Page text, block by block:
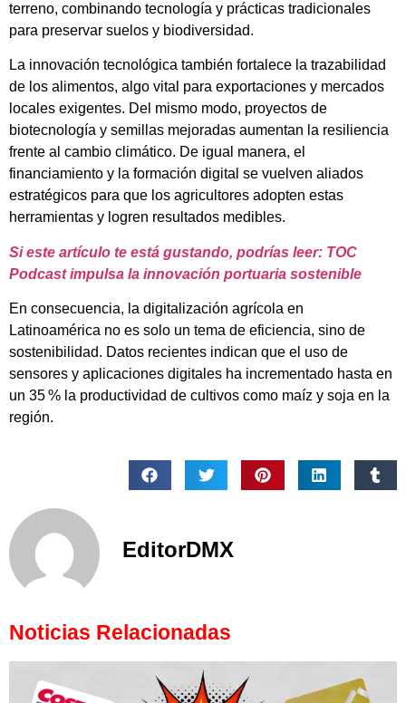
terreno, combinando tecnología y prácticas tradicionales
para preservar suelos y biodiversidad.
La innovación tecnológica también fortalece la trazabilidad
de los alimentos, algo vital para exportaciones y mercados
locales exigentes. Del mismo modo, proyectos de
biotecnología y semillas mejoradas aumentan la resiliencia
frente al cambio climático. De igual manera, el
financiamiento y la formación digital se vuelven aliados
estratégicos para que los agricultores adopten estas
herramientas y logren resultados medibles.
Si este artículo te está gustando, podrías leer: TOC
Podcast impulsa la innovación portuaria sostenible
En consecuencia, la digitalización agrícola en
Latinoamérica no es solo un tema de eficiencia, sino de
sostenibilidad. Datos recientes indican que el uso de
sensores y aplicaciones digitales ha incrementado hasta en
un 35 % la productividad de cultivos como maíz y soja en la
región.
EditorDMX
Noticias Relacionadas